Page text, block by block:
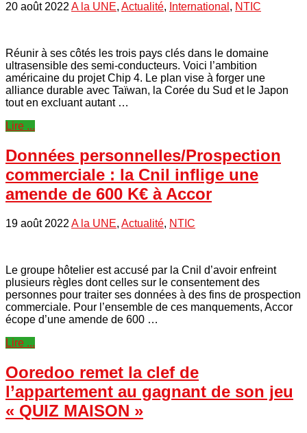
20 août 2022 A la UNE, Actualité, International , NTIC
Réunir à ses côtés les trois pays clés dans le domaine
ultrasensible des semi-conducteurs. Voici l’ambition
américaine du projet Chip 4. Le plan vise à forger une
alliance durable avec Taïwan, la Corée du Sud et le Japon
tout en excluant autant …
Lire ...
Données personnelles/Prospection
commerciale : la Cnil inflige une
amende de 600 K€ à Accor
19 août 2022 A la UNE, Actualité, NTIC
Le groupe hôtelier est accusé par la Cnil d’avoir enfreint
plusieurs règles dont celles sur le consentement des
personnes pour traiter ses données à des fins de prospection
commerciale. Pour l’ensemble de ces manquements, Accor
écope d’une amende de 600 …
Lire ...
Ooredoo remet la clef de
l’appartement au gagnant de son jeu
« QUIZ MAISON »